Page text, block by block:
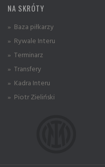
NA SKRÓTY
» Baza piłkarzy
» Rywale Interu
» Terminarz
» Transfery
» Kadra Interu
» Piotr Zieliński